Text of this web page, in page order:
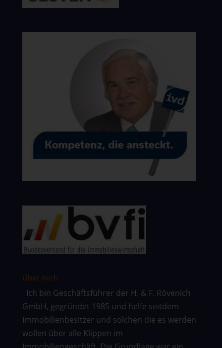
Über mich
Ich bin Geschäftsführer der H. & F. Rövenich
GmbH, gegründet 1985 und helfe seitdem
Immobilienbesitzer und solchen die es werden
wollen über alle Klippen im